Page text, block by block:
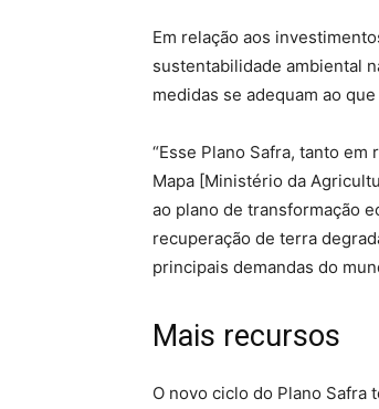
Em relação aos
sustentabilidade ambiental
medidas se adequam ao
“Esse Plano Safra, tanto
Mapa [Ministério da
ao plano de transformação
recuperação de terra
principais demandas do
Mais recursos
O novo ciclo do Plano Safra